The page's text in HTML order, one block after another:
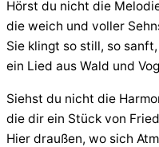
Hörst du nicht die
die weich und voller
Sie klingt so still, so
ein Lied aus Wald und
Siehst du nicht die
die dir ein Stück von
Hier draußen, wo sich